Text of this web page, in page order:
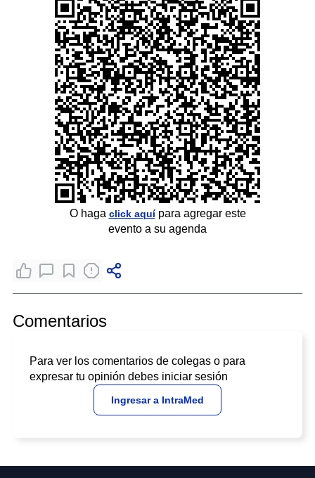
O haga click aquípara agregar este
evento a su agenda
Comentarios
Para ver los comentarios de colegas o para
expresar tu opinión debes iniciar sesión
Ingresar a IntraMed